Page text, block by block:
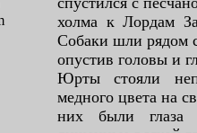
холма к Лордам
Собаки шли рядом
опустив головы и
Юрты стояли
медного цвета на
них были глаза